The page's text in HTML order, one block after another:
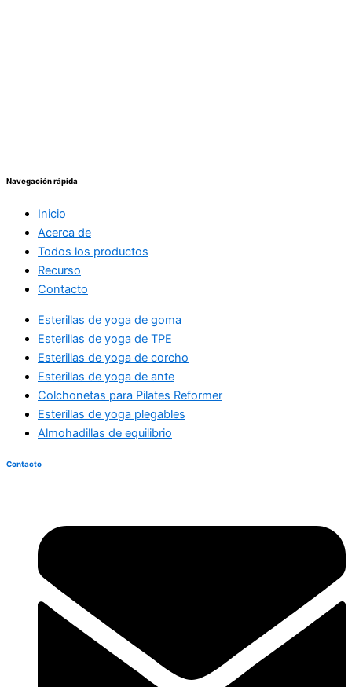
Navegación rápida
Inicio
Acerca de
Todos los productos
Recurso
Contacto
Esterillas de yoga de goma
Esterillas de yoga de TPE
Esterillas de yoga de corcho
Esterillas de yoga de ante
Colchonetas para Pilates Reformer
Esterillas de yoga plegables
Almohadillas de equilibrio
Contacto